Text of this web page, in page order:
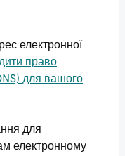
електронної
право
для вашого
для
електронному